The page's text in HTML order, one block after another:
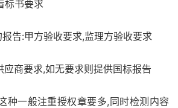
书要求
:甲方验收要求,监理方验收要求
商要求,如无要求则提供国标报告
一般注重授权章要多,同时检测内容